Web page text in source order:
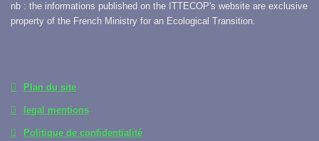
nb : the informations published on the ITTECOP's website are exclusive
property of the French Ministry for an Ecological Transition.
Plan du site
legal mentions
Politique de confidentialité